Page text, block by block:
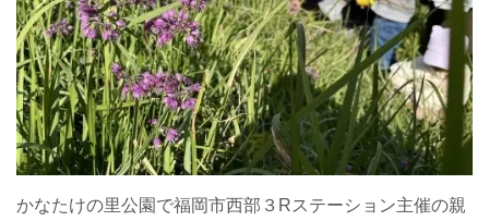
かなたけの里公園で福岡市西部３Rステーション主催の親